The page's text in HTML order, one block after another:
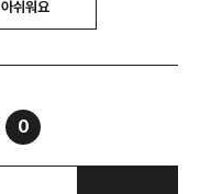
아쉬워요
0